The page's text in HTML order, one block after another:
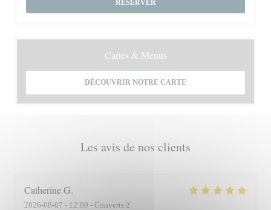
Les avis de nos clients
CatherineG
2026-08-07 - 12:00 - Couverts 2
RÉSERVER
Cartes & Menus
DÉCOUVRIR NOTRE CARTE